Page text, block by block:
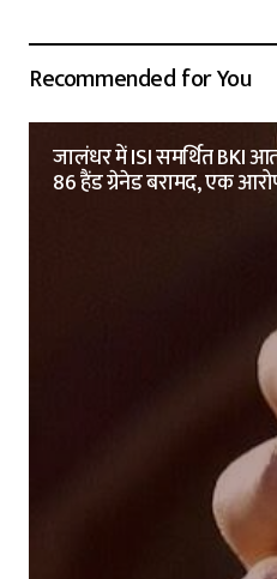
Recommended for You
जालंधर में ISI समर्थित BKI
86 हैंड ग्रेनेड बरामद, एक